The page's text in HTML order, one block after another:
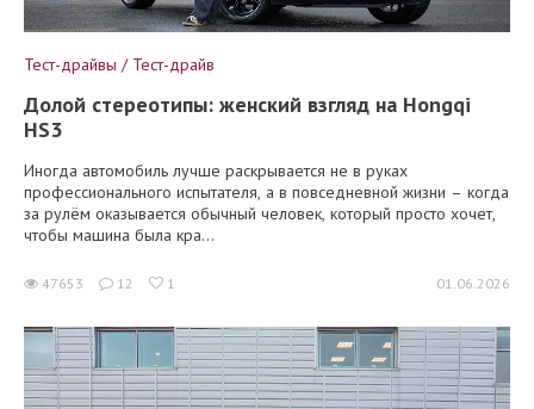
Тест-драйвы / Тест-драйв
Долой стереотипы: женский взгляд на Hongqi
HS3
Иногда автомобиль лучше раскрывается не в руках
профессионального испытателя, а в повседневной жизни – когда
за рулём оказывается обычный человек, который просто хочет,
чтобы машина была кра...
47653 12 1 01.06.2026